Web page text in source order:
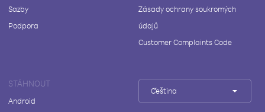
Sazby
Podpora
Zásady ochrany soukromých
údajů
Customer Complaints Code
STÁHNOUT
Android
Čeština